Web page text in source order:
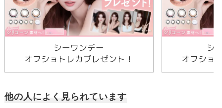
シーワンデー
オフショトレカプレゼント！
シ
オフショ
他の人によく見られています